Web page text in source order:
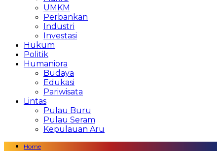
UMKM
Perbankan
Industri
Investasi
Hukum
Politik
Humaniora
Budaya
Edukasi
Pariwisata
Lintas
Pulau Buru
Pulau Seram
Kepulauan Aru
Home